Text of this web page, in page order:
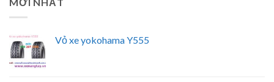
Vỏ xe yokohama Y555